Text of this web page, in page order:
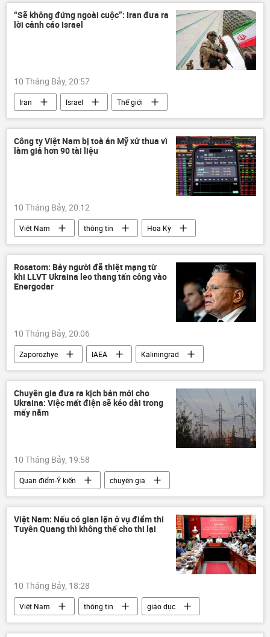
“Sẽ không đứng ngoài cuộc”: Iran đưa ra
lời cảnh cáo Israel
10 Tháng Bảy, 20:57
Iran Israel
Thế giới
eo biển Hormuz
Hoa Kỳ
Washington
Xung đột Mỹ-Iran
Trung Đông
Donald Trump
Công ty Việt Nam bị toà án Mỹ xử thua vì
làm giả hơn 90 tài liệu
10 Tháng Bảy, 20:12
Việt Nam thông tin
Hoa Kỳ
Amazon
Tòa án
chứng khoán
Kinh tế
Kinh doanh
Rosatom: Bảy người đã thiệt mạng từ
khi LLVT Ukraina leo thang tấn công vào
Energodar
10 Tháng Bảy, 20:06
Zaporozhye IAEA
Kaliningrad
Nga
Rosatom
Thế giới
Ukraina
Bộ Ngoại giao Nga
Bộ Quốc phòng Nga
Quân đội Ukraina
Chuyên gia đưa ra kịch bản mới cho
Ukraina: Việc mất điện sẽ kéo dài trong
mấy năm
10 Tháng Bảy, 19:58
Quan điểm-Ý kiến
chuyên gia
Thế giới
Ukraina
phương Tây
Chính trị
Việt Nam: Nếu có gian lận ở vụ điểm thi
Tuyên Quang thì không thể cho thi lại
10 Tháng Bảy, 18:28
Việt Nam thông tin
giáo dục
điểm thi
Bộ Giáo dục và Đào Tạo